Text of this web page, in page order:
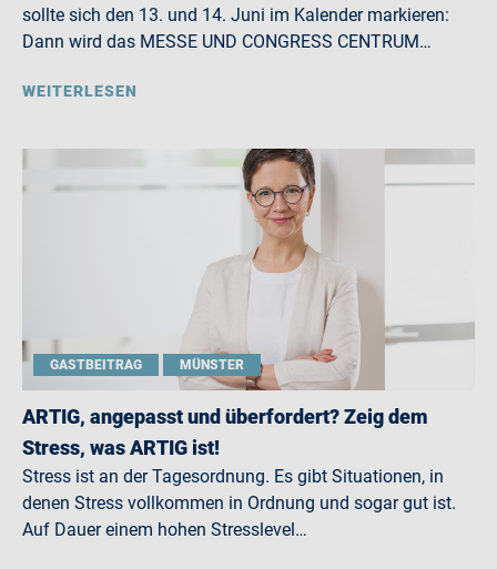
sollte sich den 13. und 14. Juni im Kalender markieren:
Dann wird das MESSE UND CONGRESS CENTRUM…
WEITERLESEN
GASTBEITRAG MÜNSTER
ARTIG, angepasst und überfordert? Zeig dem
Stress, was ARTIG ist!
Stress ist an der Tagesordnung. Es gibt Situationen, in
denen Stress vollkommen in Ordnung und sogar gut ist.
Auf Dauer einem hohen Stresslevel…